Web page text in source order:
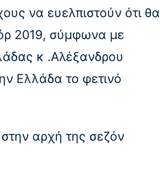
να ευελπιστούν ότι θα
2019, σύμφωνα με
κ .Αλέξανδρου
Ελλάδα το φετινό
αρχή της σεζόν